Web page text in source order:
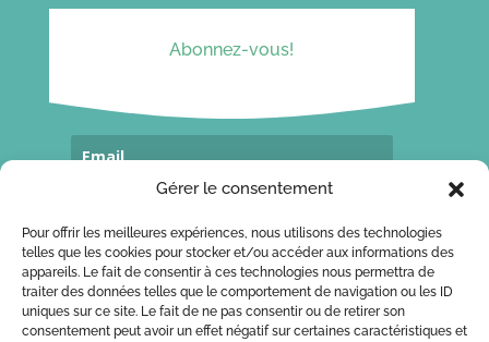
Gérer le consentement
Pour offrir les meilleures expériences, nous utilisons des technologies
telles que les cookies pour stocker et/ou accéder aux informations des
appareils. Le fait de consentir à ces technologies nous permettra de
traiter des données telles que le comportement de navigation ou les ID
uniques sur ce site. Le fait de ne pas consentir ou de retirer son
consentement peut avoir un effet négatif sur certaines caractéristiques et
Abonnez-vous!
CONTACT